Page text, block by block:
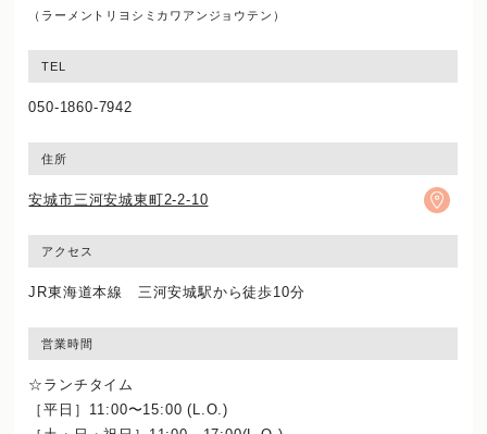
（ラーメントリヨシミカワアンジョウテン）
TEL
050-1860-7942
住所
安城市三河安城東町2-2-10
アクセス
JR東海道本線 三河安城駅から徒歩10分
営業時間
☆ランチタイム
［平日］11:00〜15:00 (L.O.)